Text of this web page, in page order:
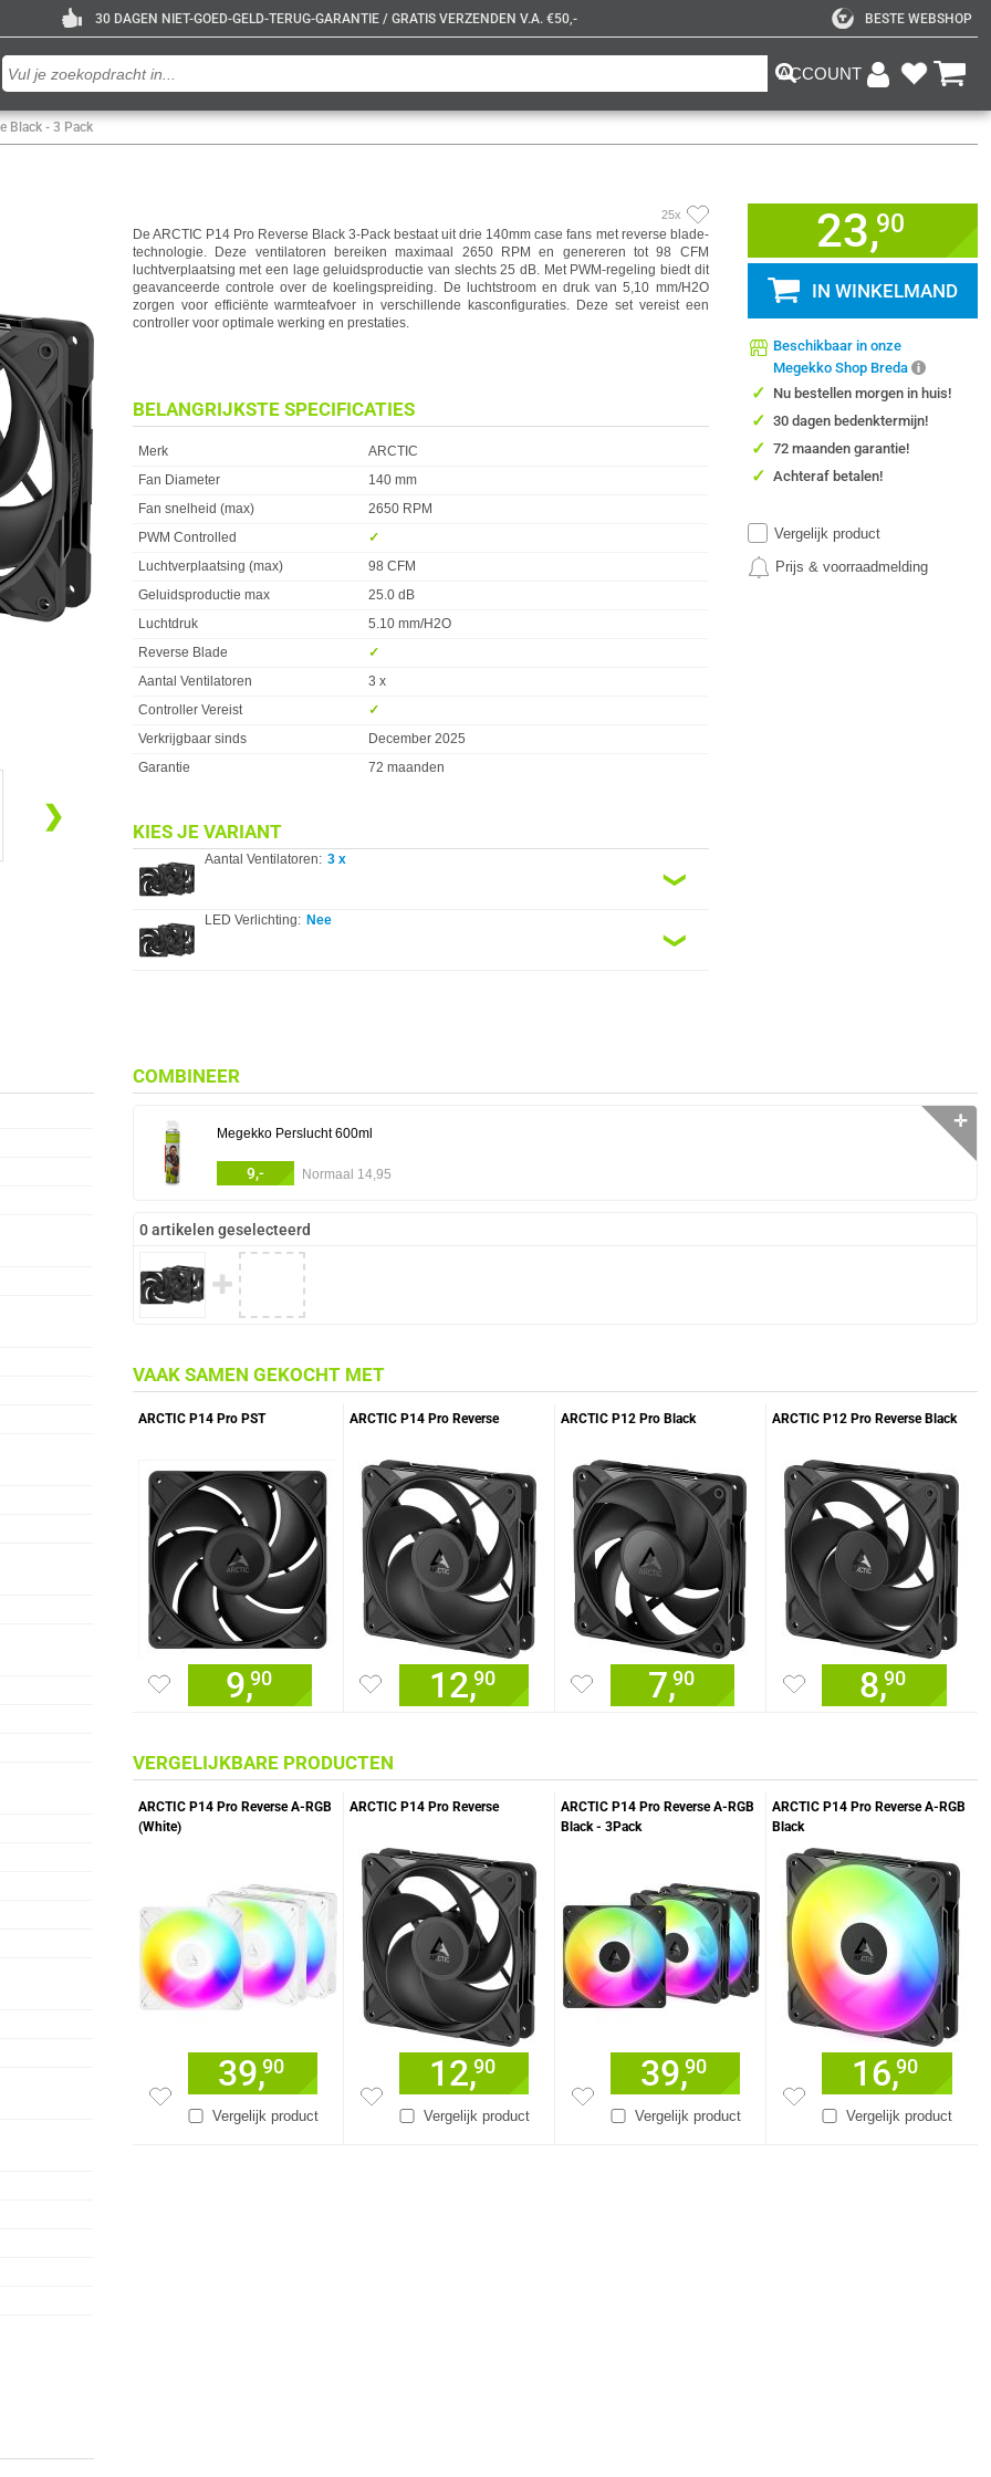
30 DAGEN NIET-GOED-GELD-TERUG-GARANTIE / GRATIS VERZENDEN V.A. €50,- BESTE WEBSHOP
ACCOUNT
Black - 3 Pack
❯
25x
De ARCTIC P14 Pro Reverse Black 3-Pack bestaat uit drie 140mm case fans met reverse blade-
technologie. Deze ventilatoren bereiken maximaal 2650 RPM en genereren tot 98 CFM
luchtverplaatsing met een lage geluidsproductie van slechts 25 dB. Met PWM-regeling biedt dit
geavanceerde controle over de koelingspreiding. De luchtstroom en druk van 5,10 mm/H2O
zorgen voor efficiënte warmteafvoer in verschillende kasconfiguraties. Deze set vereist een
controller voor optimale werking en prestaties.
BELANGRIJKSTE SPECIFICATIES
Eigenschap
Merk
ARCTIC
Fan Diameter
140 mm
Fan snelheid (max)
2650 RPM
PWM Controlled
✓︎
Luchtverplaatsing (max)
98 CFM
Geluidsproductie max
25.0 dB
Luchtdruk
5.10 mm/H2O
Reverse Blade
✓︎
Aantal Ventilatoren
3 x
Controller Vereist
✓︎
Verkrijgbaar sinds
December 2025
Garantie
72 maanden
KIES JE VARIANT
Aantal Ventilatoren: 3 x
❮
LED Verlichting: Nee
❮
23,90
IN WINKELMAND
Beschikbaar in onze
Megekko Shop Breda
✓ Nu bestellen morgen in huis!
✓ 30 dagen bedenktermijn!
✓ 72 maanden garantie!
✓ Achteraf betalen!
Vergelijk product
Prijs & voorraadmelding
COMBINEER
Megekko Perslucht 600ml
9,- Normaal 14,95
✛
0 artikelen geselecteerd
✚
VAAK SAMEN GEKOCHT MET
ARCTIC P14 Pro PST
9,90
ARCTIC P14 Pro Reverse
12,90
ARCTIC P12 Pro Black
7,90
ARCTIC P12 Pro Reverse Black
8,90
VERGELIJKBARE PRODUCTEN
ARCTIC P14 Pro Reverse A-RGB
(White)
Vergelijk product
39,90
ARCTIC P14 Pro Reverse
Vergelijk product
12,90
ARCTIC P14 Pro Reverse A-RGB
Black - 3Pack
Vergelijk product
39,90
ARCTIC P14 Pro Reverse A-RGB
Black
Vergelijk product
16,90